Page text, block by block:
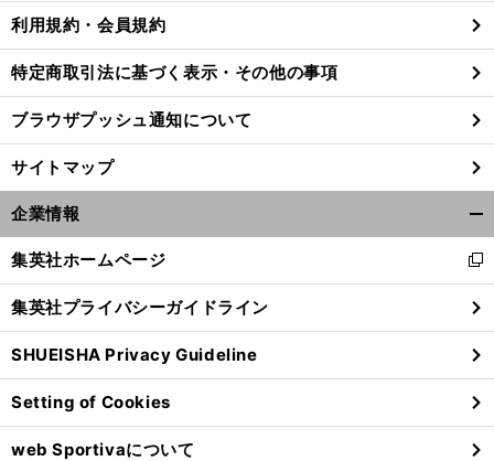
利用規約・会員規約
特定商取引法に基づく表示・その他の事項
ブラウザプッシュ通知について
サイトマップ
企業情報
閉
る
集英社ホームページ
新
し
い
ウ
ィ
ン
ド
ウ
で
集英社プライバシーガイドライン
SHUEISHA Privacy Guideline
Setting of Cookies
web Sportivaについて